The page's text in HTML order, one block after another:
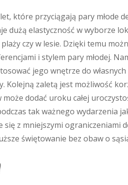
które przyciągają pary młode
dużą elastyczność w wyborze
czy w lesie. Dzięki temu
i stylem pary młodej.
jego wnętrze do
Kolejną zaletą jest możliwość
dodać uroku całej
tak ważnego wydarzenia
z mniejszymi ograniczeniami
świętowanie bez obaw o